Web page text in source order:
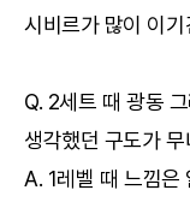
시비르가 많이 이
Q. 2세트 때 광동
생각했던 구도가 무
A. 1레벨 때 느낌은